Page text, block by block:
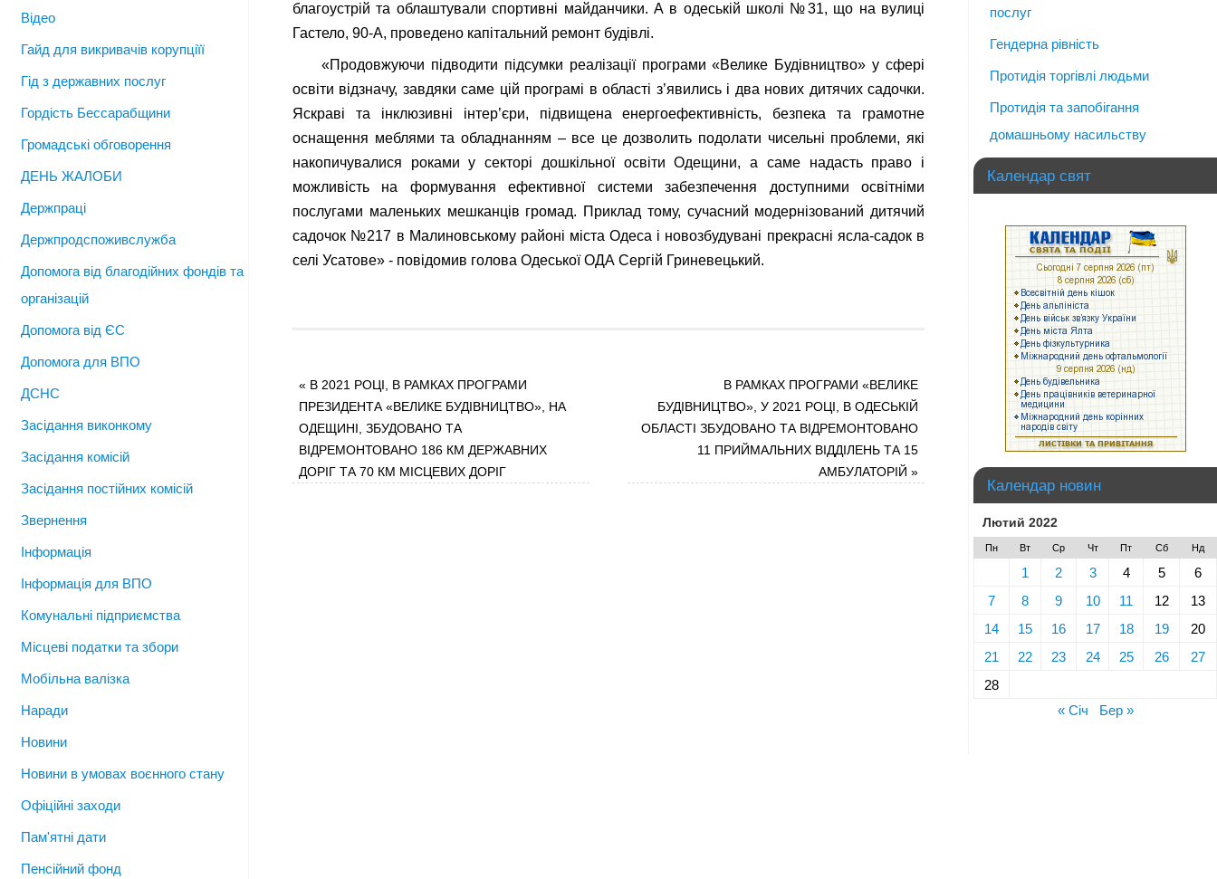
благоустрій та облаштували спортивні майданчики. А в одеській школі №31, що на вулиці
Гастело, 90-А, проведено капітальний ремонт будівлі.
«Продовжуючи підводити підсумки реалізації програми «Велике Будівництво» у сфері
освіти відзначу, завдяки саме цій програмі в області з’явились і два нових дитячих садочки.
Яскраві та інклюзивні інтер’єри, підвищена енергоефективність, безпека та грамотне
оснащення меблями та обладнанням – все це дозволить подолати чисельні проблеми, які
накопичувалися роками у секторі дошкільної освіти Одещини, а саме надасть право і
можливість на формування ефективної системи забезпечення доступними освітніми
послугами маленьких мешканців громад. Приклад тому, сучасний модернізований дитячий
садочок №217 в Малиновському районі міста Одеса і новозбудувані прекрасні ясла-садок в
селі Усатове» - повідомив голова Одеської ОДА Сергій Гриневецький.
« В 2021 РОЦІ, В РАМКАХ ПРОГРАМИ
ПРЕЗИДЕНТА «ВЕЛИКЕ БУДІВНИЦТВО», НА
ОДЕЩИНІ, ЗБУДОВАНО ТА
ВІДРЕМОНТОВАНО 186 КМ ДЕРЖАВНИХ
ДОРІГ ТА 70 КМ МІСЦЕВИХ ДОРІГ
В РАМКАХ ПРОГРАМИ «ВЕЛИКЕ
БУДІВНИЦТВО», У 2021 РОЦІ, В ОДЕСЬКІЙ
ОБЛАСТІ ЗБУДОВАНО ТА ВІДРЕМОНТОВАНО
11 ПРИЙМАЛЬНИХ ВІДДІЛЕНЬ ТА 15
АМБУЛАТОРІЙ»
Відео
Гайд для викривачів корупціїї
Гід з державних послуг
Гордість Бессарабщини
Громадські обговорення
ДЕНЬ ЖАЛОБИ
Держпраці
Держпродспоживслужба
Допомога від благодійних фондів та
організацій
Допомога від ЄС
Допомога для ВПО
ДСНС
Засідання виконкому
Засідання комісій
Засідання постійних комісій
Звернення
Інформація
Інформація для ВПО
Комунальні підприємства
Місцеві податки та збори
Мобільна валізка
Наради
Новини
Новини в умовах воєнного стану
Офіційні заходи
Пам'ятні дати
Пенсійний фонд
послуг
Гендерна рівність
Протидія торгівлі людьми
Протидія та запобігання
домашньому насильству
Календар свят
Календар новин
Лютий 2022
Пн Вт Ср Чт Пт Сб Нд
1 2 3 4 5
6
7
8 9 10 11 12
13
14
15 16 17 18 19
20
21
22 23 24 25 26
27
28
« Січ
Бер »